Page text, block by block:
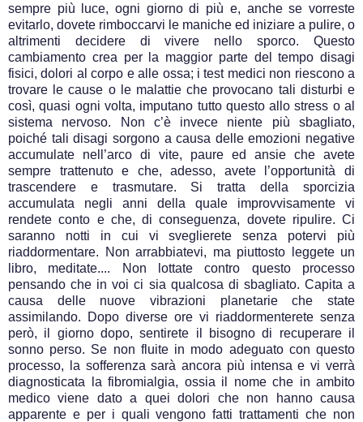
sempre più luce, ogni giorno di più e, anche se vorreste
evitarlo, dovete rimboccarvi le maniche ed iniziare a pulire, o
altrimenti decidere di vivere nello sporco. Questo
cambiamento crea per la maggior parte del tempo disagi
fisici, dolori al corpo e alle ossa; i test medici non riescono a
trovare le cause o le malattie che provocano tali disturbi e
così, quasi ogni volta, imputano tutto questo allo stress o al
sistema nervoso. Non c’è invece niente più sbagliato,
poiché tali disagi sorgono a causa delle emozioni negative
accumulate nell’arco di vite, paure ed ansie che avete
sempre trattenuto e che, adesso, avete l’opportunità di
trascendere e trasmutare. Si tratta della sporcizia
accumulata negli anni della quale improvvisamente vi
rendete conto e che, di conseguenza, dovete ripulire. Ci
saranno notti in cui vi sveglierete senza potervi più
riaddormentare. Non arrabbiatevi, ma piuttosto leggete un
libro, meditate.... Non lottate contro questo processo
pensando che in voi ci sia qualcosa di sbagliato. Capita a
causa delle nuove vibrazioni planetarie che state
assimilando. Dopo diverse ore vi riaddormenterete senza
però, il giorno dopo, sentirete il bisogno di recuperare il
sonno perso. Se non fluite in modo adeguato con questo
processo, la sofferenza sarà ancora più intensa e vi verrà
diagnosticata la fibromialgia, ossia il nome che in ambito
medico viene dato a quei dolori che non hanno causa
apparente e per i quali vengono fatti trattamenti che non